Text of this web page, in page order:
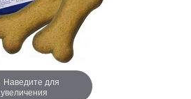
Наведите для
увеличения